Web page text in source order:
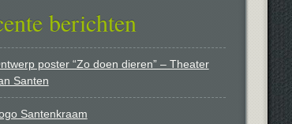
berichten
poster “Zo doen dieren” – Theater
Santen
Santenkraam